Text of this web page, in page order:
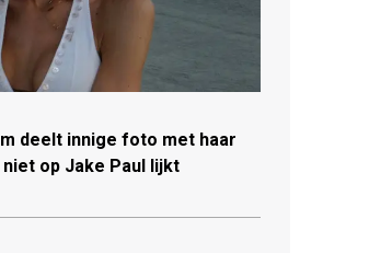
deelt innige foto met haar
op Jake Paul lijkt